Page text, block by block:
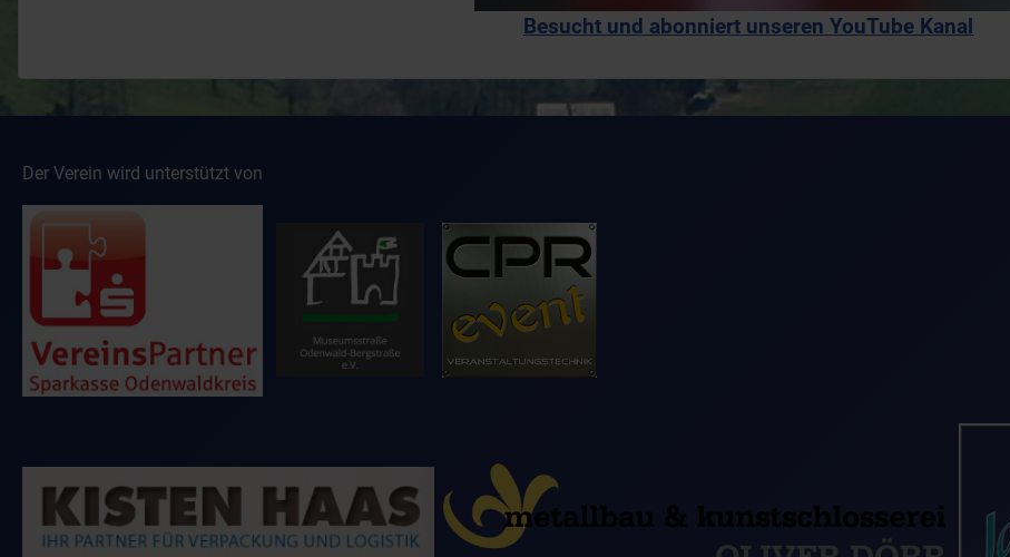
Besucht und abonniert unseren YouTube Kanal
Der Verein wird unterstützt von